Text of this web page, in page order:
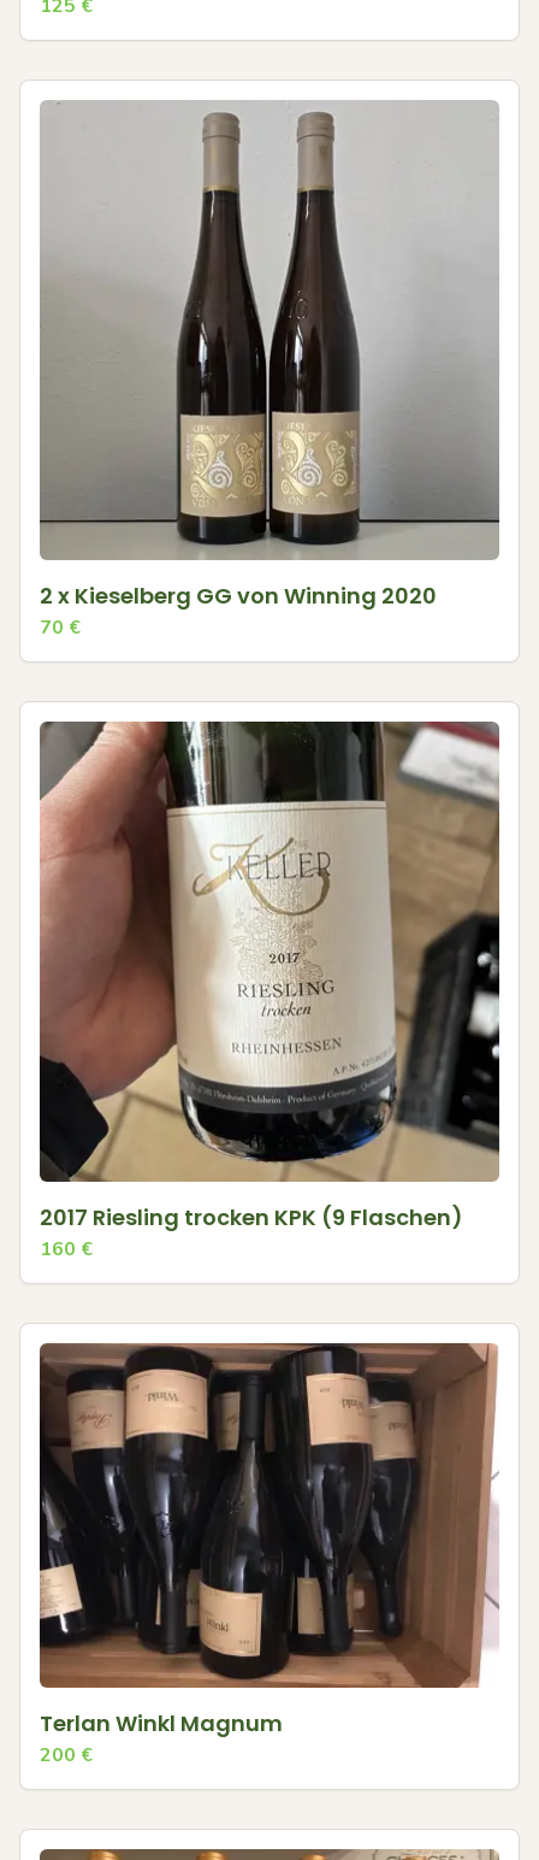
125 €
2 x Kieselberg GG von Winning 2020
70 €
2017 Riesling trocken KPK (9 Flaschen)
160 €
Terlan Winkl Magnum
200 €